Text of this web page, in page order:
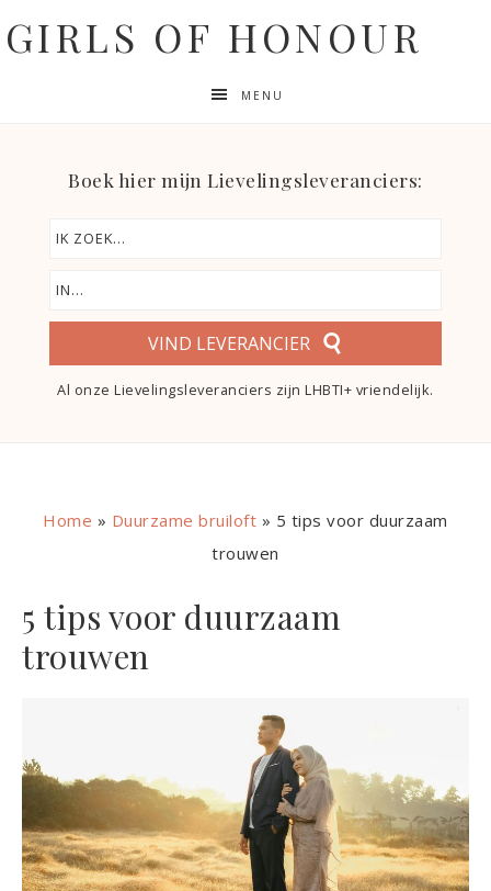
GIRLS OF HONOUR
MENU
Boek hier mijn Lievelingsleveranciers:
VIND LEVERANCIER
Al onze Lievelingsleveranciers zijn LHBTI+ vriendelijk.
Home » Duurzame bruiloft » 5 tips voor duurzaam
trouwen
5 tips voor duurzaam
trouwen